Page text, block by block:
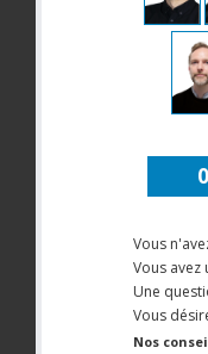
Vous
Vous avez
Une
Vous
Nos